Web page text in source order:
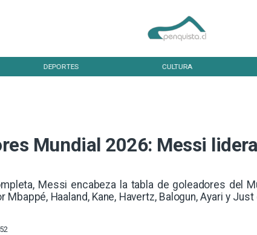
DEPORTES CULTURA
Mundial 2026: Messi lidera
Messi encabeza la tabla de goleadores del
Haaland, Kane, Havertz, Balogun, Ayari y Just